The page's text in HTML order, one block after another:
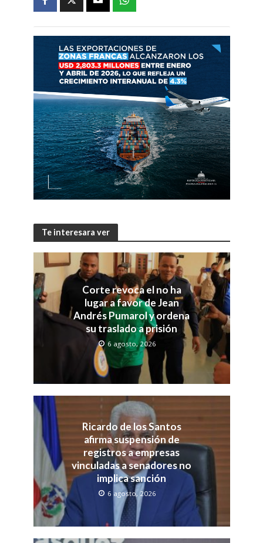
Te interesara ver
Corte revoca el no ha
lugar a favor de Jean
Andrés Pumarol y ordena
su traslado a prisión
6 agosto, 2026
Ricardo de los Santos
afirma suspensión de
registros a empresas
vinculadas a senadores no
implica sanción
6 agosto, 2026